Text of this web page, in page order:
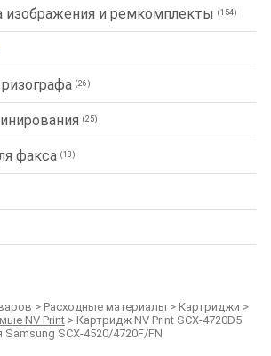
изображения и ремкомплекты (154)
(26)
(25)
факса (13)
> Расходные материалы > Картриджи >
NV Print > Картридж NV Print SCX-4720D5
SCX-4520/4720F/FN